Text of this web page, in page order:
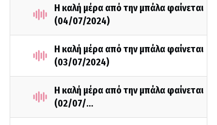
Η καλή μέρα από την μπάλα φαίνεται
(04/07/2024)
Η καλή μέρα από την μπάλα φαίνεται
(03/07/2024)
Η καλή μέρα από την μπάλα φαίνεται
(02/07/…